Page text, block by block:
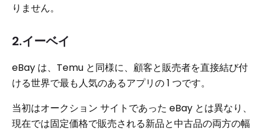
りません。
2.イーベイ
eBay は、Temu と同様に、顧客と販売者を直接結び付
ける世界で最も人気のあるアプリの 1 つです。
当初はオークション サイトであった eBay とは異なり、
現在では固定価格で販売される新品と中古品の両方の幅